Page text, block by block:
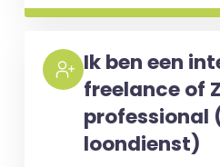
Ik ben een
freelance of
professional
loondienst)